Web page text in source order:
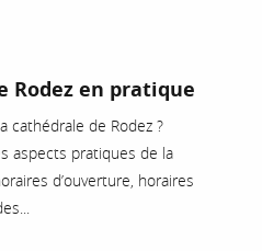
Rodez en pratique
cathédrale de Rodez ?
aspects pratiques de la
d’ouverture, horaires